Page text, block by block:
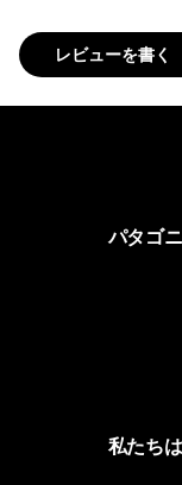
レビューを書く
パタゴ
私たち